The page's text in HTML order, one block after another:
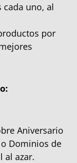
uno, al
por
Aniversario
Dominios de
al azar.